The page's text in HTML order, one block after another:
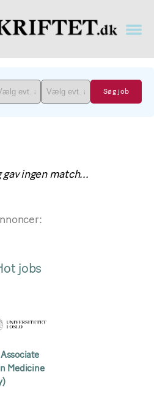
gav ingen match...
jobs
Medicine